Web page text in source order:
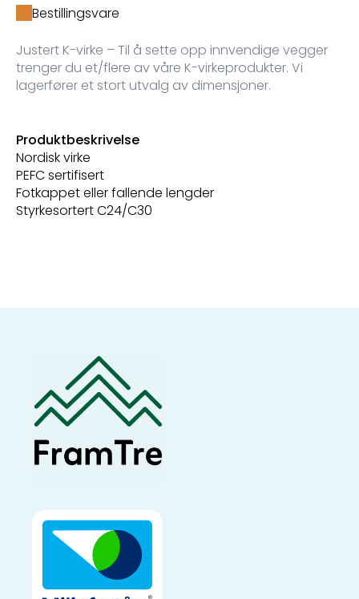
Bestillingsvare
Justert K-virke – Til å sette opp innvendige vegger
trenger du et/flere av våre K-virkeprodukter. Vi
lagerfører et stort utvalg av dimensjoner.
Produktbeskrivelse
Nordisk virke
PEFC sertifisert
Fotkappet eller fallende lengder
Styrkesortert C24/C30